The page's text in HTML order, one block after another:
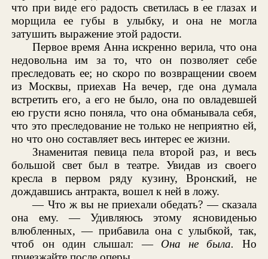
что при виде его радость светилась в ее глазах и
морщила ее губы в улыбку, и она не могла
затушить выражение этой радости.
Первое время Анна искренно верила, что она
недовольна им за то, что он позволяет себе
преследовать ее; но скоро по возвращении своем
из Москвы, приехав На вечер, где она думала
встретить его, а его не было, она по овладевшей
ею грусти ясно поняла, что она обманывала себя,
что это преследование не только не неприятно ей,
но что оно составляет весь интерес ее жизни.
Знаменитая певица пела второй раз, и весь
большой свет был в театре. Увидав из своего
кресла в первом ряду кузину, Вронский, не
дождавшись антракта, вошел к ней в ложу.
— Что ж вы не приехали обедать? — сказала
она ему. — Удивляюсь этому ясновиденью
влюбленных, — прибавила она с улыбкой, так,
чтоб он один слышал: — Она не была.
Но